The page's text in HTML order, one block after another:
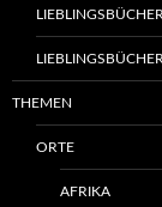
THEMEN
ORTE
AFRIKA